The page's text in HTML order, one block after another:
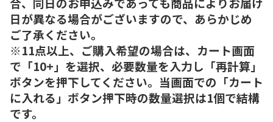
日が異なる場合がございますので、あらかじめ
ご了承ください。
※11点以上、ご購入希望の場合は、カート画面
で「10+」を選択、必要数量を入力し「再計算」
ボタンを押下してください。当画面での「カート
に入れる」ボタン押下時の数量選択は1個で結構
です。